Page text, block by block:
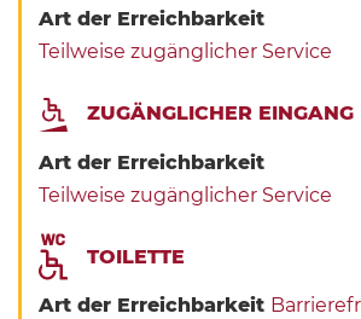
Art der Erreichbarkeit
Teilweise zugänglicher Service
ZUGÄNGLICHER EINGANG
Art der Erreichbarkeit
Teilweise zugänglicher Service
TOILETTE
Art der Erreichbarkeit